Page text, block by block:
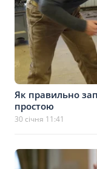
Як правильно
простою
30 січня 11:41